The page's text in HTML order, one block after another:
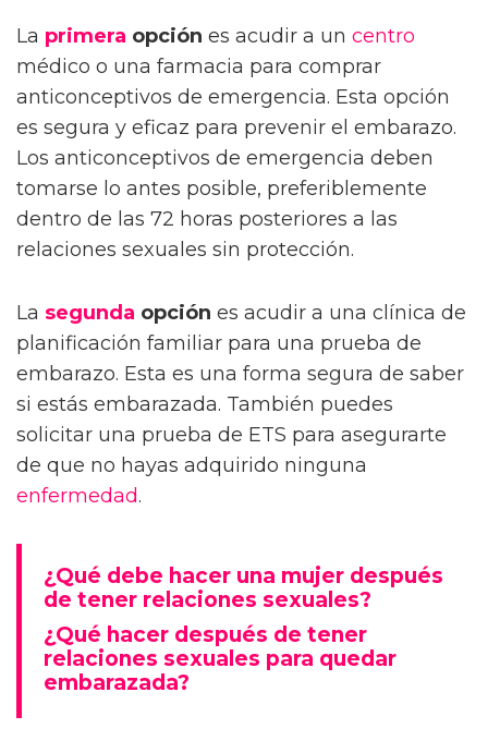
La primera opción es acudir a un centro
médico o una farmacia para comprar
anticonceptivos de emergencia. Esta opción
es segura y eficaz para prevenir el embarazo.
Los anticonceptivos de emergencia deben
tomarse lo antes posible, preferiblemente
dentro de las 72 horas posteriores a las
relaciones sexuales sin protección.
La segunda opción es acudir a una clínica de
planificación familiar para una prueba de
embarazo. Esta es una forma segura de saber
si estás embarazada. También puedes
solicitar una prueba de ETS para asegurarte
de que no hayas adquirido ninguna
enfermedad.
¿Qué debe hacer una mujer después
de tener relaciones sexuales?
¿Qué hacer después de tener
relaciones sexuales para quedar
embarazada?